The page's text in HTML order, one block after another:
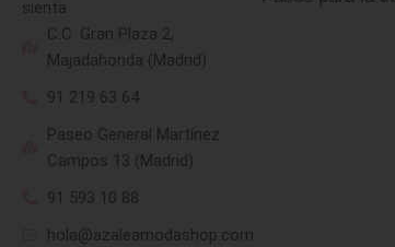
sienta
C.C. Gran Plaza 2,
Majadahonda (Madrid)
91 219 63 64
Paseo General Martínez
Campos 13 (Madrid)
91 593 10 88
hola@azaleamodashop.com